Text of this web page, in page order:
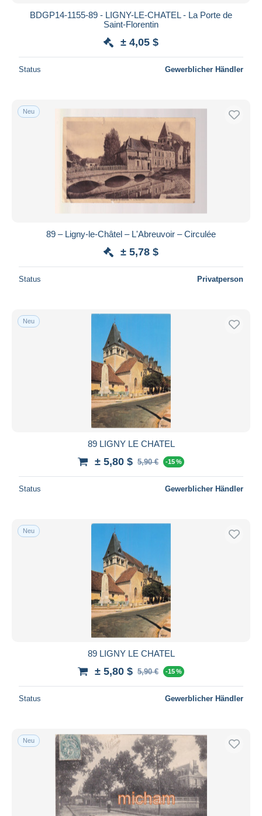
BDGP14-1155-89 - LIGNY-LE-CHATEL - La Porte de
Saint-Florentin
± 4,05 $
Status Gewerblicher Händler
Neu
89 – Ligny-le-Châtel – L'Abreuvoir – Circulée
± 5,78 $
Status Privatperson
Neu
89 LIGNY LE CHATEL
± 5,80 $ 5,90 € -15 %
Status Gewerblicher Händler
Neu
89 LIGNY LE CHATEL
± 5,80 $ 5,90 € -15 %
Status Gewerblicher Händler
Neu